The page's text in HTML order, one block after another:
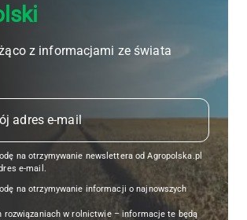
z informacjami ze świata
na otrzymywanie newslettera od Agropolska.pl
e-mail.
na otrzymywanie informacji o najnowszych
rozwiązaniach w rolnictwie – informacje te będą